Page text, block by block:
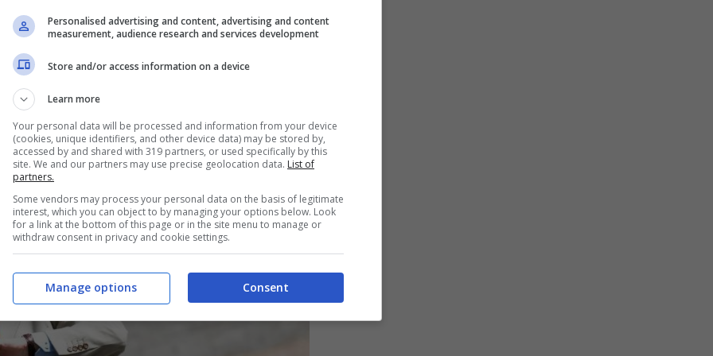
per questo, motivo
gesti,l’importante è
migliori al fine di stare bene con sé
un racconto alternativo, o meglio si può
in questione.
Personalised advertising and content, advertising and content
measurement, audience research and services development
Store and/or access information on a device
Learn more
Your personal data will be processed and information from your device
(cookies, unique identifiers, and other device data) may be stored by,
accessed by and shared with 319 partners, or used specifically by this
site. We and our partners may use precise geolocation data. List of
partners.
Some vendors may process your personal data on the basis of legitimate
interest, which you can object to by managing your options below. Look
for a link at the bottom of this page or in the site menu to manage or
withdraw consent in privacy and cookie settings.
Consent
Manage options